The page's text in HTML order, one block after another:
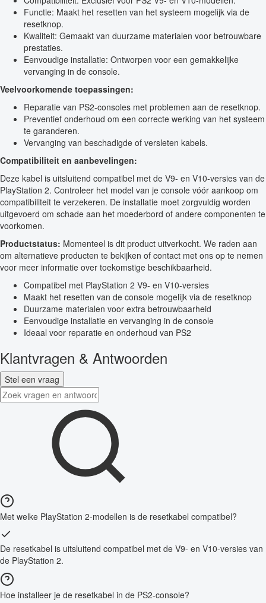
Functie: Maakt het resetten van het systeem mogelijk via de
resetknop.
Kwaliteit: Gemaakt van duurzame materialen voor betrouwbare
prestaties.
Eenvoudige installatie: Ontworpen voor een gemakkelijke
vervanging in de console.
Veelvoorkomende toepassingen:
Reparatie van PS2-consoles met problemen aan de resetknop.
Preventief onderhoud om een correcte werking van het systeem
te garanderen.
Vervanging van beschadigde of versleten kabels.
Compatibiliteit en aanbevelingen:
Deze kabel is uitsluitend compatibel met de V9- en V10-versies van de
PlayStation 2. Controleer het model van je console vóór aankoop om
compatibiliteit te verzekeren. De installatie moet zorgvuldig worden
uitgevoerd om schade aan het moederbord of andere componenten te
voorkomen.
Productstatus: Momenteel is dit product uitverkocht. We raden aan
om alternatieve producten te bekijken of contact met ons op te nemen
voor meer informatie over toekomstige beschikbaarheid.
Compatibel met PlayStation 2 V9- en V10-versies
Maakt het resetten van de console mogelijk via de resetknop
Duurzame materialen voor extra betrouwbaarheid
Eenvoudige installatie en vervanging in de console
Ideaal voor reparatie en onderhoud van PS2
Klantvragen & Antwoorden
Stel een vraag
Met welke PlayStation 2-modellen is de resetkabel compatibel?
De resetkabel is uitsluitend compatibel met de V9- en V10-versies van
de PlayStation 2.
Hoe installeer je de resetkabel in de PS2-console?